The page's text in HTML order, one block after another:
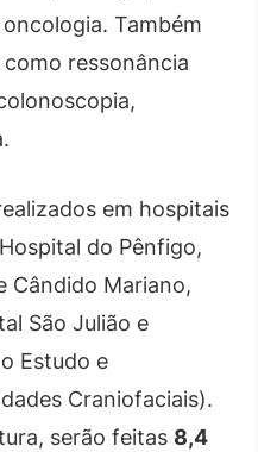
Também
ressonância
em hospitais
do Pênfigo,
Cândido Mariano,
São Julião e
Estudo e
Craniofaciais).
serão feitas 8,4